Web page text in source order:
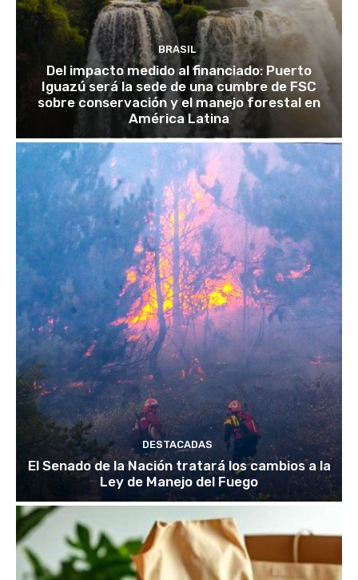
BRASIL
Del impacto medido al financiado: Puerto
Iguazú será la sede de una cumbre de FSC
sobre conservación y el manejo forestal en
América Latina
DESTACADAS
El Senado de la Nación tratará los cambios a la
Ley de Manejo del Fuego